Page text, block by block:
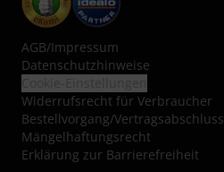
AGB/Impressum
Datenschutzhinweise
Widerrufsrecht für Verbraucher
Bestellvorgang/Vertragsabschluss
Mängelhaftungsrecht
Erklärung zur Barrierefreiheit